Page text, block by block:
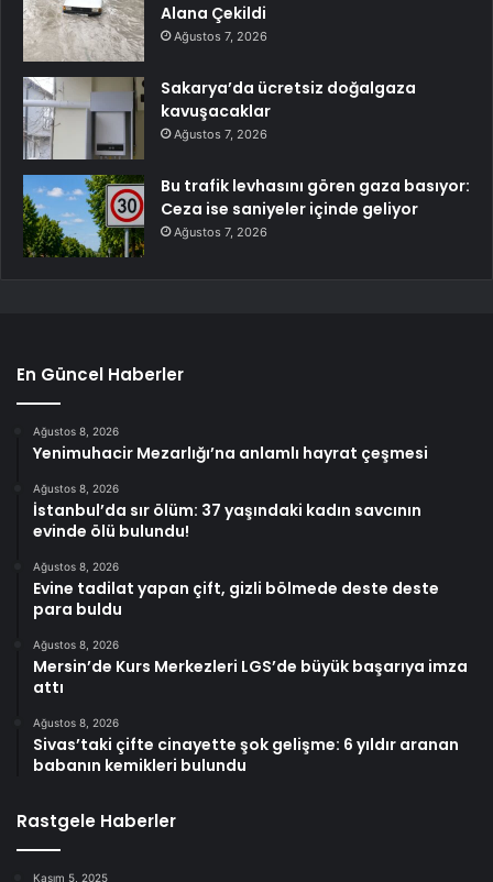
Alana Çekildi
Ağustos 7, 2026
Sakarya’da ücretsiz doğalgaza
kavuşacaklar
Ağustos 7, 2026
Bu trafik levhasını gören gaza basıyor:
Ceza ise saniyeler içinde geliyor
Ağustos 7, 2026
En Güncel Haberler
Ağustos 8, 2026
Yenimuhacir Mezarlığı’na anlamlı hayrat çeşmesi
Ağustos 8, 2026
İstanbul’da sır ölüm: 37 yaşındaki kadın savcının
evinde ölü bulundu!
Ağustos 8, 2026
Evine tadilat yapan çift, gizli bölmede deste deste
para buldu
Ağustos 8, 2026
Mersin’de Kurs Merkezleri LGS’de büyük başarıya imza
attı
Ağustos 8, 2026
Sivas’taki çifte cinayette şok gelişme: 6 yıldır aranan
babanın kemikleri bulundu
Rastgele Haberler
Kasım 5, 2025